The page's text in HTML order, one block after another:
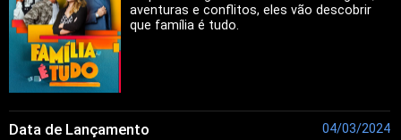
aventuras e conflitos, eles vão descobrir
que família é tudo.
Data de Lançamento 04/03/2024